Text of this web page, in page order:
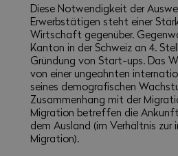
Diese Notwendigkeit der
Erwerbstätigen steht einer
Wirtschaft gegenüber.
Kanton in der Schweiz an 4.
Gründung von Start-ups. Das
von einer ungeahnten
seines demografischen
Zusammenhang mit der
Migration betreffen die
dem Ausland (im Verhältnis zur
Migration).